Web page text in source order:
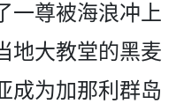
一尊被海浪冲上
地­大教堂的黑麦
成为加那利群岛